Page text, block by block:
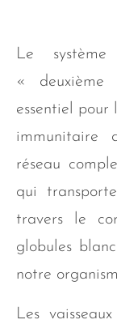
Le
« deuxième
essentiel pour
immunitaire
réseau
qui
travers le
globules
notre
Les